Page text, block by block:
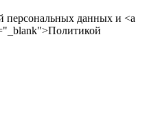
персональных данных и <a